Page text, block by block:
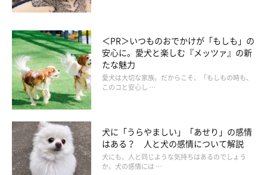
＜PR＞いつものおでかけが「もしも」の
安心に。愛犬と楽しむ『メッツァ』の新
たな魅力
愛犬は大切な家族。だからこそ、「もしもの時も、
このコと安心し …
犬に「うらやましい」「あせり」の感情
はある？ 人と犬の感情について解説
犬にも、人と同じような気持ちはあるのでしょう
か。犬の感情には …